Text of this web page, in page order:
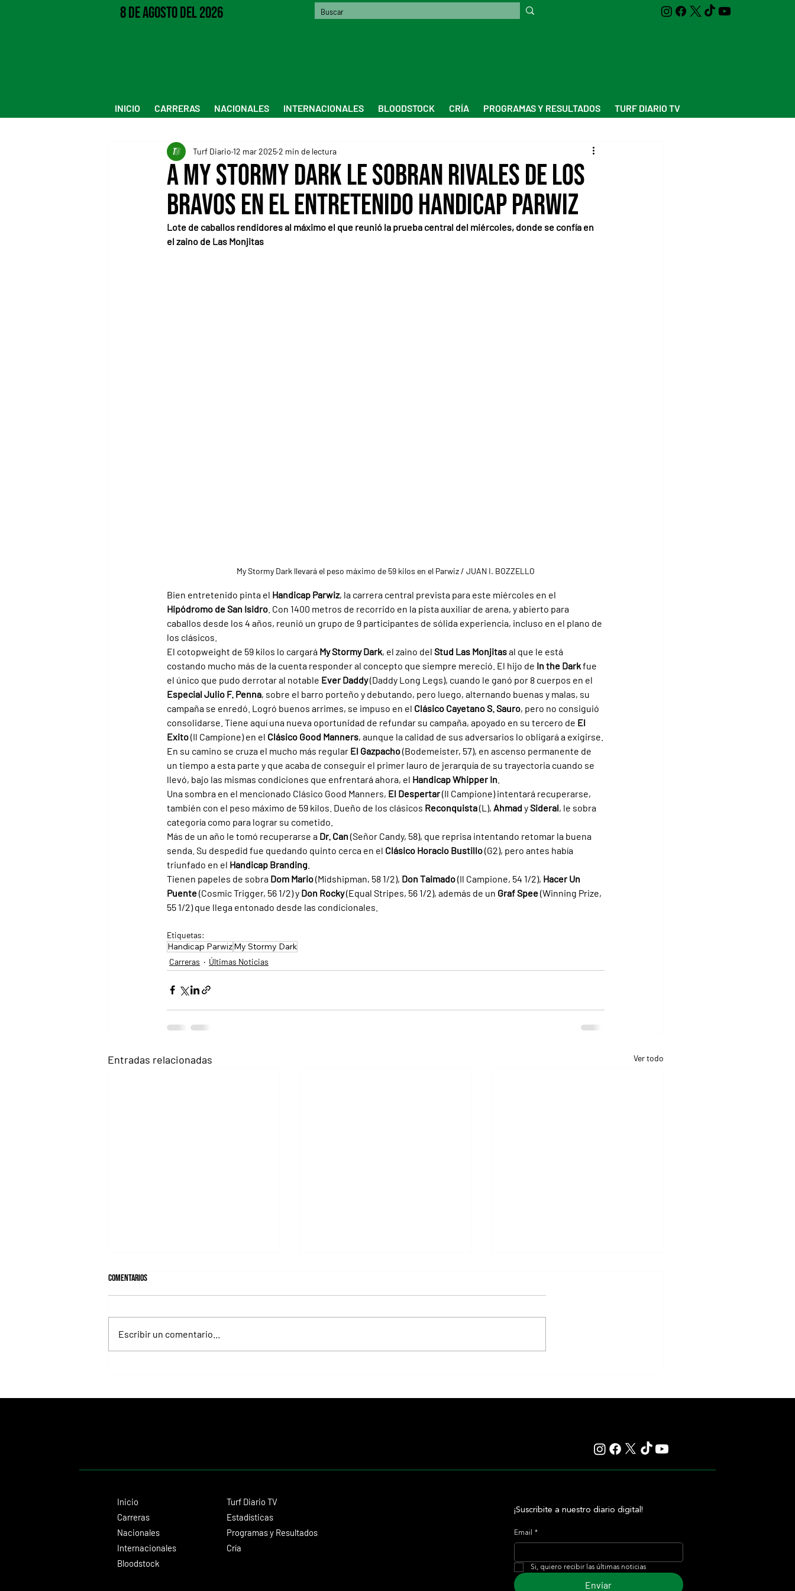
8 de Agosto del 2026
INICIO CARRERAS NACIONALES INTERNACIONALES BLOODSTOCK CRÍA PROGRAMAS Y RESULTADOS TURF DIARIO TV
A My Stormy Dark le sobran rivales de los
bravos en el entretenido Handicap Parwiz
Turf Diario 12 mar 20252 min de lectura
Lote de caballos rendidores al máximo el que reunió la prueba central del miércoles, donde se confía en
el zaino de Las Monjitas
My Stormy Dark llevará el peso máximo de 59 kilos en el Parwiz / JUAN I. BOZZELLO
Bien entretenido pinta el Handicap Parwiz, la carrera central prevista para este miércoles en el
Hipódromo de San Isidro . Con 1400 metros de recorrido en la pista auxiliar de arena, y abierto para
caballos desde los 4 años, reunió un grupo de 9 participantes de sólida experiencia, incluso en el plano de
los clásicos.
El cotopweight de 59 kilos lo cargará My Stormy Dark, el zaino del Stud Las Monjitas al que le está
costando mucho más de la cuenta responder al concepto que siempre mereció. El hijo de In the Dark fue
el único que pudo derrotar al notable Ever Daddy (Daddy Long Legs), cuando le ganó por 8 cuerpos en el
Especial Julio F. Penna, sobre el barro porteño y debutando, pero luego, alternando buenas y malas, su
campaña se enredó. Logró buenos arrimes, se impuso en el Clásico Cayetano S. Sauro, pero no consiguió
consolidarse. Tiene aquí una nueva oportunidad de refundar su campaña, apoyado en su tercero de El
Exito (Il Campione) en el Clásico Good Manners, aunque la calidad de sus adversarios lo obligará a exigirse.
En su camino se cruza el mucho más regular El Gazpacho (Bodemeister, 57), en ascenso permanente de
un tiempo a esta parte y que acaba de conseguir el primer lauro de jerarquía de su trayectoria cuando se
llevó, bajo las mismas condiciones que enfrentará ahora, el Handicap Whipper In
Una sombra en el mencionado Clásico Good Manners, El Despertar (Il Campione) intentará recuperarse,
también con el peso máximo de 59 kilos. Dueño de los clásicos Reconquista (L), Ahmad y Sideral, le sobra
categoría como para lograr su cometido.
Más de un año le tomó recuperarse a Dr. Can (Señor Candy, 58), que reprisa intentando retomar la buena
senda. Su despedid fue quedando quinto cerca en el Clásico Horacio Bustillo (G2), pero antes había
triunfado en el Handicap Branding
Tienen papeles de sobra Dom Mario (Midshipman, 58 1/2), Don Taimado (Il Campione, 54 1/2), Hacer Un
Puente (Cosmic Trigger, 56 1/2) y Don Rocky (Equal Stripes, 56 1/2), además de un Graf Spee (Winning Prize,
55 1/2) que llega entonado desde las condicionales.
Etiquetas:
Handicap ParwizMy Stormy Dark
Carreras Últimas Noticias
Entradas relacionadas Ver todo
Comentarios
Escribir un comentario...
Inicio
Carreras
Nacionales
Internacionales
Bloodstock
Turf Diario TV
Estadísticas
Programas y Resultados
Cría
¡Suscribite a nuestro diario digital!
Email *
Si, quiero recibir las últimas noticias
Enviar